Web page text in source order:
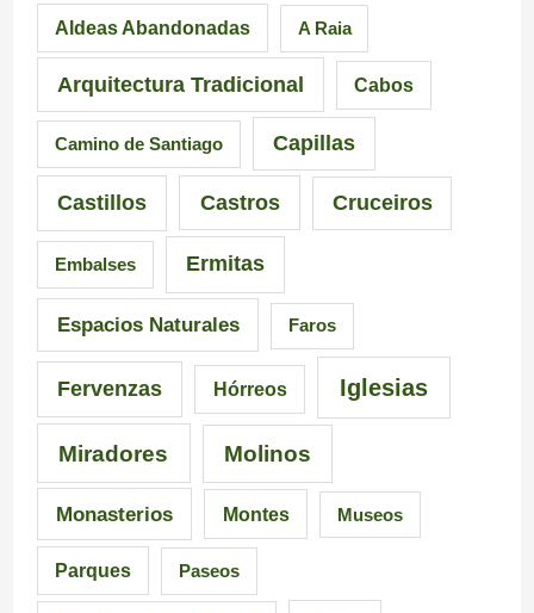
Aldeas Abandonadas A Raia
Arquitectura Tradicional Cabos
Camino de Santiago Capillas
Castillos Castros Cruceiros
Embalses Ermitas
Espacios Naturales Faros
Fervenzas Hórreos Iglesias
Miradores Molinos
Monasterios Montes Museos
Parques Paseos